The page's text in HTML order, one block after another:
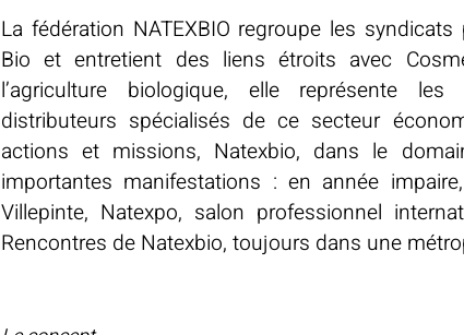
La fédération NATEXBIO regroupe les
Bio et entretient des liens étroits avec
l’agriculture biologique, elle représente
distributeurs spécialisés de ce secteur
actions et missions, Natexbio, dans le
importantes manifestations : en année
Villepinte, Natexpo, salon professionnel
Rencontres de Natexbio, toujours dans une